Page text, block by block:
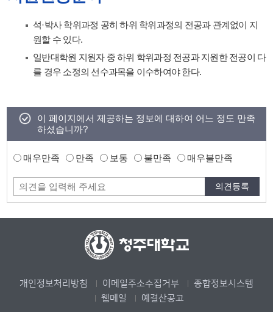
석·박사 학위과정 공히 하위 학위과정의 전공과 관계없이 지
원할 수 있다.
일반대학원 지원자 중 하위 학위과정 전공과 지원한 전공이 다
를 경우 소정의 선수과목을 이수하여야 한다.
이 페이지에서 제공하는 정보에 대하여 어느 정도 만족
하셨습니까?
매우만족 만족 보통 불만족 매우불만족
개인정보처리방침 이메일주소수집거부
종합정보시스템
웹메일
예결산공고